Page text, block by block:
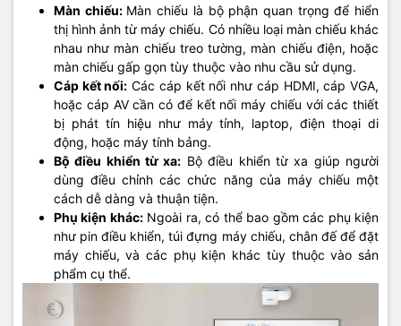
Màn chiếu: Màn chiếu là bộ phận quan trọng để hiển
thị hình ảnh từ máy chiếu. Có nhiều loại màn chiếu khác
nhau như màn chiếu treo tường, màn chiếu điện, hoặc
màn chiếu gấp gọn tùy thuộc vào nhu cầu sử dụng.
Cáp kết nối: Các cáp kết nối như cáp HDMI, cáp VGA,
hoặc cáp AV cần có để kết nối máy chiếu với các thiết
bị phát tín hiệu như máy tính, laptop, điện thoại di
động, hoặc máy tính bảng.
Bộ điều khiển từ xa: Bộ điều khiển từ xa giúp người
dùng điều chỉnh các chức năng của máy chiếu một
cách dễ dàng và thuận tiện.
Phụ kiện khác:Ngoài ra, có thể bao gồm các phụ kiện
như pin điều khiển, túi đựng máy chiếu, chân đế để đặt
máy chiếu, và các phụ kiện khác tùy thuộc vào sản
phẩm cụ thể.